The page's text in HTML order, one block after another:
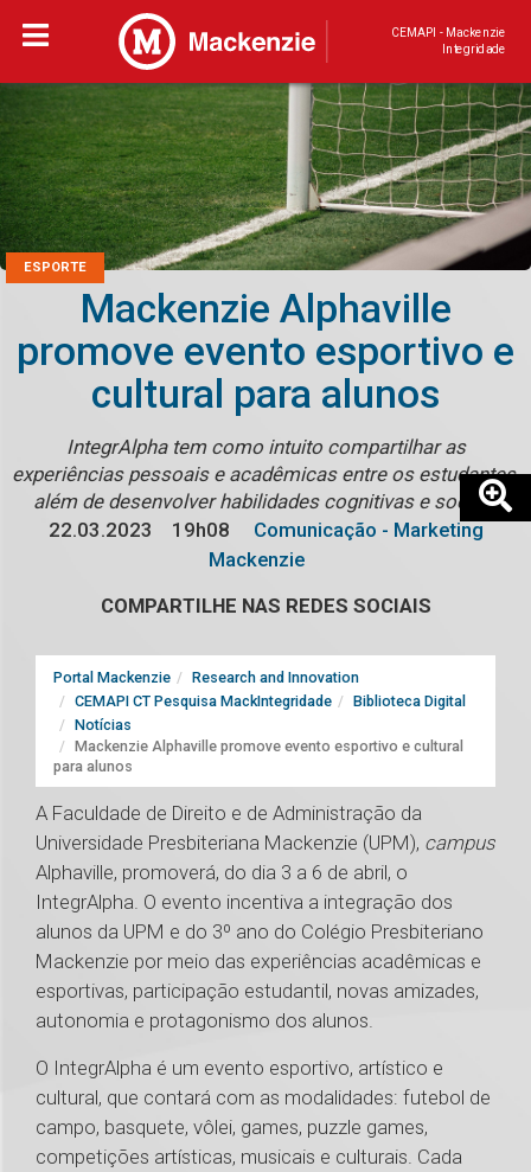
CEMAPI - Mackenzie
Integridade
ESPORTE
Mackenzie Alphaville
promove evento esportivo e
cultural para alunos
IntegrAlpha tem como intuito compartilhar as
experiências pessoais e acadêmicas entre os estudantes,
além de desenvolver habilidades cognitivas e sociais
22.03.2023
19h08
Comunicação - Marketing
Mackenzie
COMPARTILHE NAS REDES SOCIAIS
Portal Mackenzie
Research and Innovation
CEMAPI CT Pesquisa MackIntegridade
Biblioteca Digital
Notícias
Mackenzie Alphaville promove evento esportivo e cultural
para alunos
A Faculdade de Direito e de Administração da
Universidade Presbiteriana Mackenzie (UPM), campus
Alphaville, promoverá, do dia 3 a 6 de abril, o
IntegrAlpha. O evento incentiva a integração dos
alunos da UPM e do 3º ano do Colégio Presbiteriano
Mackenzie por meio das experiências acadêmicas e
esportivas, participação estudantil, novas amizades,
autonomia e protagonismo dos alunos.
O IntegrAlpha é um evento esportivo, artístico e
cultural, que contará com as modalidades: futebol de
campo, basquete, vôlei, games, puzzle games,
competições artísticas, musicais e culturais. Cada